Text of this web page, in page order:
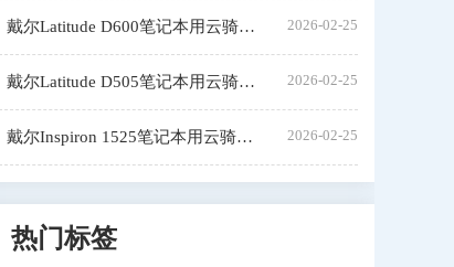
戴尔Latitude D600笔记本用云骑士装系统教程 2026-02-25
戴尔Latitude D505笔记本用云骑士装机大师怎么新装系统 2026-02-25
戴尔Inspiron 1525笔记本用云骑士一键装机教程 2026-02-25
热门标签